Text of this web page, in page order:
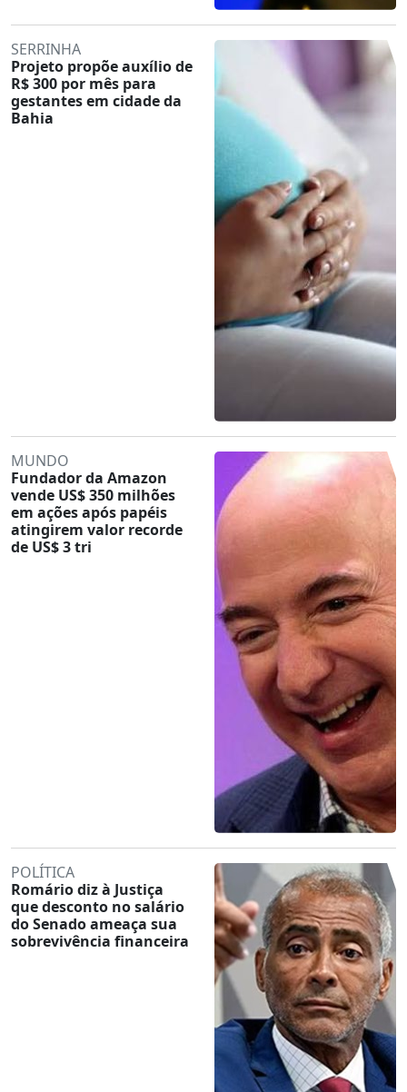
SERRINHA
Projeto propõe auxílio de
R$ 300 por mês para
gestantes em cidade da
Bahia
MUNDO
Fundador da Amazon
vende US$ 350 milhões
em ações após papéis
atingirem valor recorde
de US$ 3 tri
POLÍTICA
Romário diz à Justiça
que desconto no salário
do Senado ameaça sua
sobrevivência financeira